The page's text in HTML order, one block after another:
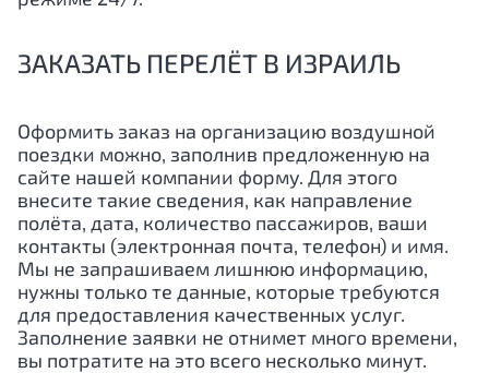
ЗАКАЗАТЬ ПЕРЕЛЁТ В ИЗРАИЛЬ
Оформить заказ на организацию воздушной
поездки можно, заполнив предложенную на
сайте нашей компании форму. Для этого
внесите такие сведения, как направление
полёта, дата, количество пассажиров, ваши
контакты (электронная почта, телефон) и имя.
Мы не запрашиваем лишнюю информацию,
нужны только те данные, которые требуются
для предоставления качественных услуг.
Заполнение заявки не отнимет много времени,
вы потратите на это всего несколько минут.